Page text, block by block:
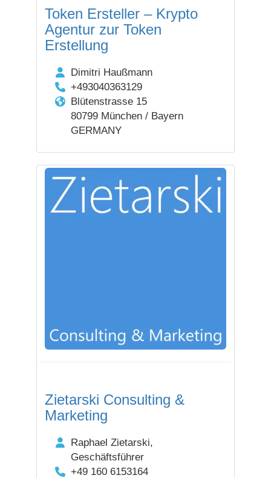
Token Ersteller – Krypto
Agentur zur Token
Erstellung
Dimitri Haußmann
+493040363129
Blütenstrasse 15
80799 München / Bayern
GERMANY
Zietarski Consulting &
Marketing
Raphael Zietarski,
Geschäftsführer
+49 160 6153164